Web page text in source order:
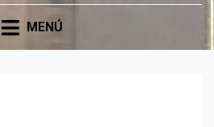
MENÚ